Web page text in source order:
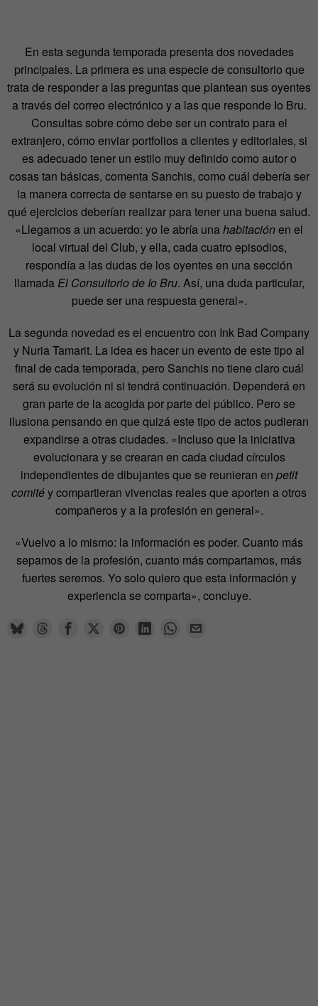
En esta segunda temporada presenta dos novedades
principales. La primera es una especie de consultorio que
trata de responder a las preguntas que plantean sus oyentes
a través del correo electrónico y a las que responde Io Bru.
Consultas sobre cómo debe ser un contrato para el
extranjero, cómo enviar portfolios a clientes y editoriales, si
es adecuado tener un estilo muy definido como autor o
cosas tan básicas, comenta Sanchis, como cuál debería ser
la manera correcta de sentarse en su puesto de trabajo y
qué ejercicios deberían realizar para tener una buena salud.
«Llegamos a un acuerdo: yo le abría unahabitaciónen el
local virtual del Club, y ella, cada cuatro episodios,
respondía a las dudas de los oyentes en una sección
llamadaEl Consultorio de Io Bru. Así, una duda particular,
puede ser una respuesta general».
La segunda novedad es el encuentro con Ink Bad Company
y Nuria Tamarit. La idea es hacer un evento de este tipo al
final de cada temporada, pero Sanchis no tiene claro cuál
será su evolución ni si tendrá continuación. Dependerá en
gran parte de la acogida por parte del público. Pero se
ilusiona pensando en que quizá este tipo de actos pudieran
expandirse a otras ciudades. «Incluso que la iniciativa
evolucionara y se crearan en cada ciudad círculos
independientes de dibujantes que se reunieran en petit
comitéy compartieran vivencias reales que aporten a otros
compañeros y a la profesión en general».
«Vuelvo a lo mismo: la información es poder. Cuanto más
sepamos de la profesión, cuanto más compartamos, más
fuertes seremos. Yo solo quiero que esta información y
experiencia se comparta», concluye.